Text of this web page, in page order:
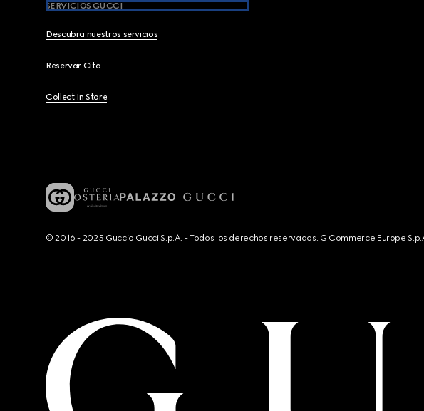
SERVICIOS GUCCI
Descubra nuestros servicios
Reservar Cita
Collect In Store
© 2016 - 2025 Guccio Gucci S.p.A. - Todos los derechos reservados. G Commerce Europe